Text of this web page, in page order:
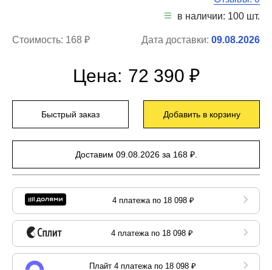
в наличии: 100 шт.
Стоимость: 168 ₽ Дата доставки: 09.08.2026
Цена: 72 390 ₽
Быстрый заказ Добавить в корзину
Доставим 09.08.2026 за 168 ₽.
4 платежа по 18 098 ₽
4 платежа по 18 098 ₽
Плайт 4 платежа по 18 098 ₽